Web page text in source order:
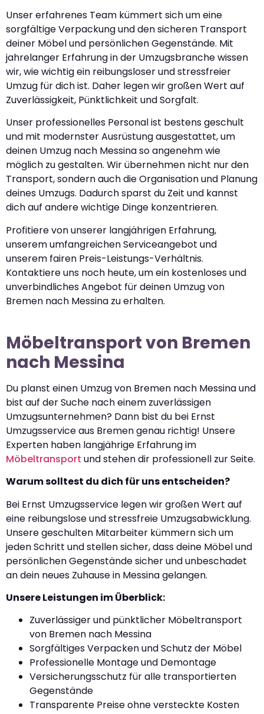
Unser erfahrenes Team kümmert sich um eine
sorgfältige Verpackung und den sicheren Transport
deiner Möbel und persönlichen Gegenstände. Mit
jahrelanger Erfahrung in der Umzugsbranche wissen
wir, wie wichtig ein reibungsloser und stressfreier
Umzug für dich ist. Daher legen wir großen Wert auf
Zuverlässigkeit, Pünktlichkeit und Sorgfalt.
Unser professionelles Personal ist bestens geschult
und mit modernster Ausrüstung ausgestattet, um
deinen Umzug nach Messina so angenehm wie
möglich zu gestalten. Wir übernehmen nicht nur den
Transport, sondern auch die Organisation und Planung
deines Umzugs. Dadurch sparst du Zeit und kannst
dich auf andere wichtige Dinge konzentrieren.
Profitiere von unserer langjährigen Erfahrung,
unserem umfangreichen Serviceangebot und
unserem fairen Preis-Leistungs-Verhältnis.
Kontaktiere uns noch heute, um ein kostenloses und
unverbindliches Angebot für deinen Umzug von
Bremen nach Messina zu erhalten.
Möbeltransport von Bremen
nach Messina
Du planst einen Umzug von Bremen nach Messina und
bist auf der Suche nach einem zuverlässigen
Umzugsunternehmen? Dann bist du bei Ernst
Umzugsservice aus Bremen genau richtig! Unsere
Experten haben langjährige Erfahrung im
Möbeltransport und stehen dir professionell zur Seite.
Warum solltest du dich für uns entscheiden?
Bei Ernst Umzugsservice legen wir großen Wert auf
eine reibungslose und stressfreie Umzugsabwicklung.
Unsere geschulten Mitarbeiter kümmern sich um
jeden Schritt und stellen sicher, dass deine Möbel und
persönlichen Gegenstände sicher und unbeschadet
an dein neues Zuhause in Messina gelangen.
Unsere Leistungen im Überblick:
Zuverlässiger und pünktlicher Möbeltransport
von Bremen nach Messina
Sorgfältiges Verpacken und Schutz der Möbel
Professionelle Montage und Demontage
Versicherungsschutz für alle transportierten
Gegenstände
Transparente Preise ohne versteckte Kosten